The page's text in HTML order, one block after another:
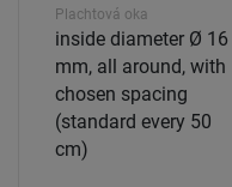
Plachtová oka
inside diameter Ø 16
mm, all around, with
chosen spacing
(standard every 50
cm)